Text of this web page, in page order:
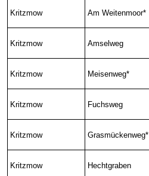
Kritzmow Am Weitenmoor*
Kritzmow Amselweg
Kritzmow Meisenweg*
Kritzmow Fuchsweg
Kritzmow Grasmückenweg*
Kritzmow Hechtgraben